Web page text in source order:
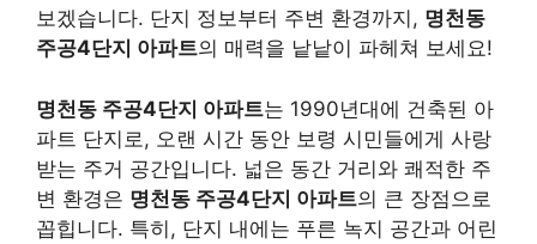
보겠습니다. 단지 정보부터 주변 환경까지, 명천동
주공4단지 아파트의 매력을 낱낱이 파헤쳐 보세요!
명천동 주공4단지 아파트는 1990년대에 건축된 아
파트 단지로, 오랜 시간 동안 보령 시민들에게 사랑
받는 주거 공간입니다. 넓은 동간 거리와 쾌적한 주
변 환경은 명천동 주공4단지 아파트의 큰 장점으로
꼽힙니다. 특히, 단지 내에는 푸른 녹지 공간과 어린